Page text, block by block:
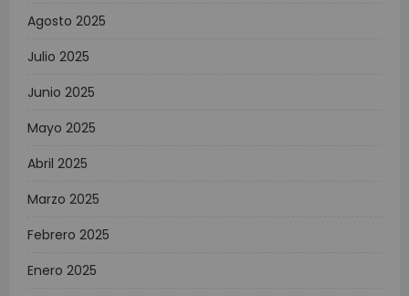
Agosto 2025
Julio 2025
Junio 2025
Mayo 2025
Abril 2025
Marzo 2025
Febrero 2025
Enero 2025